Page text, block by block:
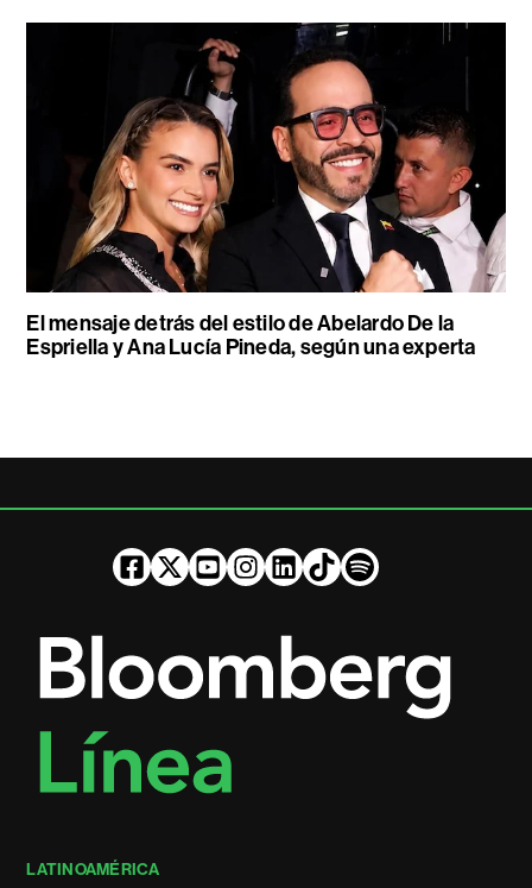
El mensaje detrás del estilo de Abelardo De la
Espriella y Ana Lucía Pineda, según una experta
LATINOAMÉRICA